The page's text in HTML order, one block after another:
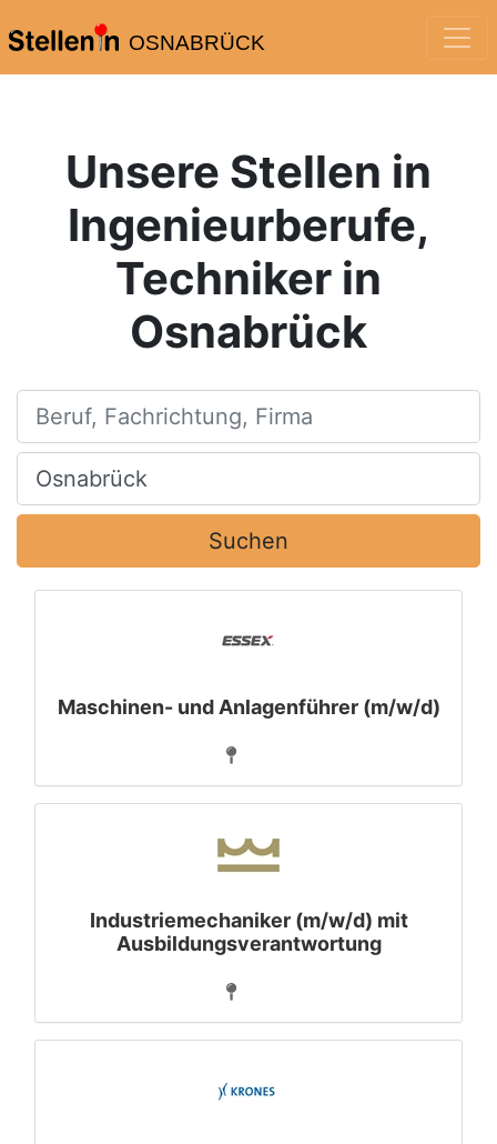
OSNABRÜCK
Unsere Stellen in
Ingenieurberufe,
Techniker in
Osnabrück
Beruf, Fachrichtung, Firma
Ort, Stadt
Suchen
Maschinen- und Anlagenführer (m/w/d)
Industriemechaniker (m/w/d) mit
Ausbildungsverantwortung